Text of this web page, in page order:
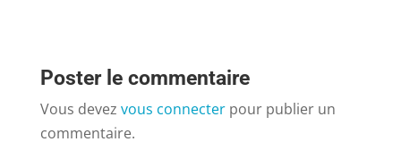
Poster le commentaire
Vous devez vous connecterpour publier un
commentaire.